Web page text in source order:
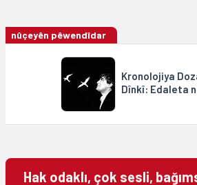
nûçeyên pêwendîdar
Kronolojiya
Dînkî: Edaleta
Hak odaklı, çok sesli,